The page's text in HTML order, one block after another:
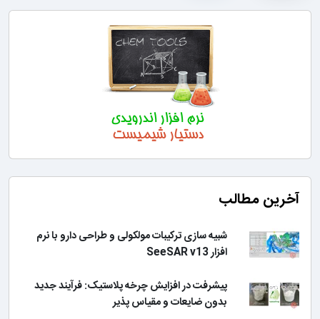
آخرین مطالب
شبیه سازی ترکیبات مولکولی و طراحی دارو با نرم
افزار SeeSAR v13
پیشرفت در افزایش چرخه پلاستیک: فرآیند جدید
بدون ضایعات و مقیاس پذیر